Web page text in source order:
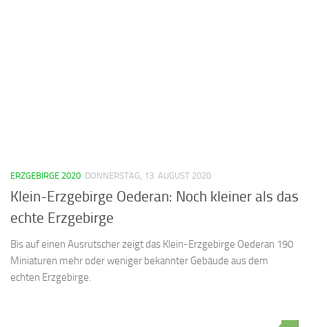
ERZGEBIRGE 2020 DONNERSTAG, 13. AUGUST 2020
Klein-Erzgebirge Oederan: Noch kleiner als das
echte Erzgebirge
Bis auf einen Ausrutscher zeigt das Klein-Erzgebirge Oederan 190
Miniaturen mehr oder weniger bekannter Gebäude aus dem
echten Erzgebirge.